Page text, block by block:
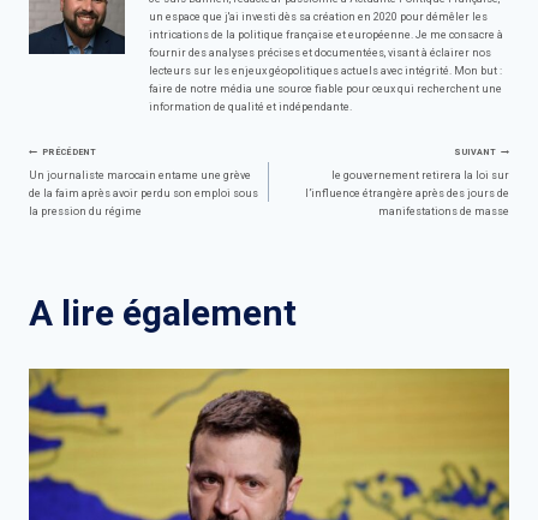
un espace que j'ai investi dès sa création en 2020 pour démêler les
intrications de la politique française et européenne. Je me consacre à
fournir des analyses précises et documentées, visant à éclairer nos
lecteurs sur les enjeux géopolitiques actuels avec intégrité. Mon but :
faire de notre média une source fiable pour ceux qui recherchent une
information de qualité et indépendante.
Navigation
de
PRÉCÉDENT
Un journaliste marocain entame une grève
de la faim après avoir perdu son emploi sous
la pression du régime
SUIVANT
le gouvernement retirera la loi sur
l’influence étrangère après des jours de
manifestations de masse
A lire également